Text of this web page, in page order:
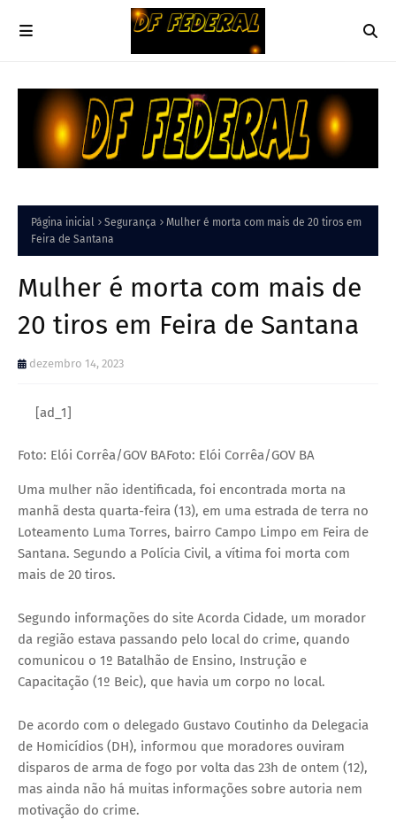
Página inicial Segurança
Mulher é morta com mais de 20 tiros em
Feira de Santana
Mulher é morta com mais de
20 tiros em Feira de Santana
dezembro 14, 2023
[ad_1]
Foto: Elói Corrêa/GOV BAFoto: Elói Corrêa/GOV BA
Uma mulher não identificada, foi encontrada morta na
manhã desta quarta-feira (13), em uma estrada de terra no
Loteamento Luma Torres, bairro Campo Limpo em Feira de
Santana. Segundo a Polícia Civil, a vítima foi morta com
mais de 20 tiros.
Segundo informações do site Acorda Cidade, um morador
da região estava passando pelo local do crime, quando
comunicou o 1º Batalhão de Ensino, Instrução e
Capacitação (1º Beic), que havia um corpo no local.
De acordo com o delegado Gustavo Coutinho da Delegacia
de Homicídios (DH), informou que moradores ouviram
disparos de arma de fogo por volta das 23h de ontem (12),
mas ainda não há muitas informações sobre autoria nem
motivação do crime.